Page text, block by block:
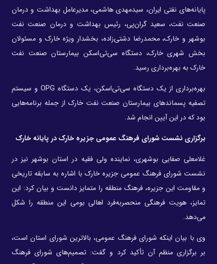
پایانه‌های نفتی ایران، سیدمهدی هاشمی، مدیرعامل بهداشت و درمان
صنعت نفت، سعید گران‌پی، رئیس بهداشت و درمان صنعت نفت
بوشهر و خارک، محمدرضا دشتی‌زاده، بخشدار ویژه خارک و مسئولان
بخش شهری خارک، دستگاه سی‌تی‌اسکن بیمارستان صنعت نفت
خارک به بهره‌برداری رسید.
بهره‌برداری از یک دستگاه سی‌تی‌اسکن، یک دستگاه OPG و سیستم
تصفیه پسماندهای بیمارستان صنعت نفت خارک از جمله برنامه‌هایی
بود که در این آیین انجام شد.
برگزاری نشست شورای فرهنگ عمومی جزیره خارک در پایانه خارک
غلامعلی صفایی بوشهری، نماینده ولی فقیه در استان بوشهر نیز در
نشست شورای فرهنگ عمومی جزیره خارک با اشاره به سابقه تاریخی
و مقاومت این جزیره، فرهنگ منطقه را متمایز دانست و بیان کرد: این
تمایز، هویت فرهنگی منحصربه‌فرد اهالی بومی این منطقه را شکل
می‌دهد.
وی با بیان اینکه شورای فرهنگ عمومی، بالاترین شورای استان است،
بر برگزاری منظم آن تأکید کرد و گفت: تصمیم‌های شورای فرهنگ